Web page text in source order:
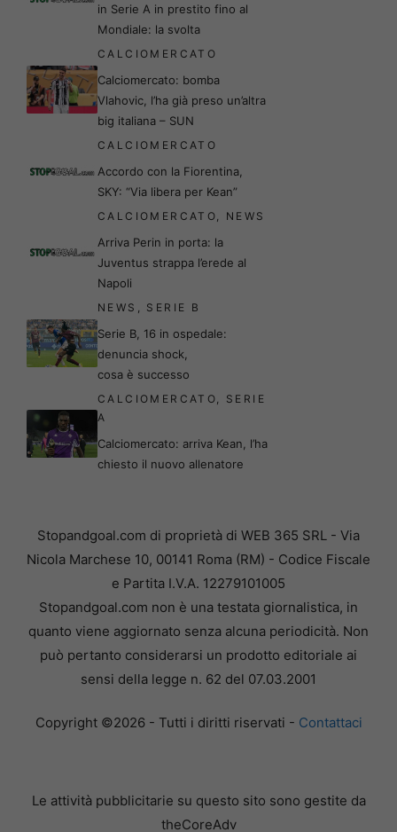
in Serie A in prestito fino al
Mondiale: la svolta
CALCIOMERCATO
Calciomercato: bomba
Vlahovic, l’ha già preso un’altra
big italiana – SUN
CALCIOMERCATO
Accordo con la Fiorentina,
SKY: “Via libera per Kean”
CALCIOMERCATO NEWS
Arriva Perin in porta: la
Juventus strappa l’erede al
Napoli
NEWS SERIE B
Serie B, 16 in ospedale:
denuncia shock,
cosa è successo
CALCIOMERCATO
SERIE
A
Calciomercato: arriva Kean, l’ha
chiesto il nuovo allenatore
Stopandgoal.com di proprietà di WEB 365 SRL - Via
Nicola Marchese 10, 00141 Roma (RM) - Codice Fiscale
e Partita I.V.A. 12279101005
Stopandgoal.com non è una testata giornalistica, in
quanto viene aggiornato senza alcuna periodicità. Non
può pertanto considerarsi un prodotto editoriale ai
sensi della legge n. 62 del 07.03.2001
Copyright ©2026 - Tutti i diritti riservati - Contattaci
Le attività pubblicitarie su questo sito sono gestite da
theCoreAdv